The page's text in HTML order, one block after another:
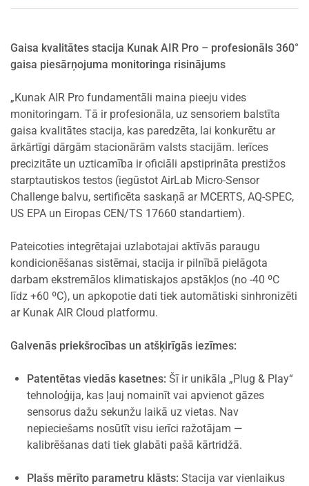
Gaisa kvalitātes stacija Kunak AIR Pro – profesionāls 360°
gaisa piesārņojuma monitoringa risinājums
„Kunak AIR Pro fundamentāli maina pieeju vides
monitoringam. Tā ir profesionāla, uz sensoriem balstīta
gaisa kvalitātes stacija, kas paredzēta, lai konkurētu ar
ārkārtīgi dārgām stacionārām valsts stacijām. Ierīces
precizitāte un uzticamība ir oficiāli apstiprināta prestižos
starptautiskos testos (iegūstot AirLab Micro-Sensor
Challenge balvu, sertificēta saskaņā ar MCERTS, AQ-SPEC,
US EPA un Eiropas CEN/TS 17660 standartiem).
Pateicoties integrētajai uzlabotajai aktīvās paraugu
kondicionēšanas sistēmai, stacija ir pilnībā pielāgota
darbam ekstremālos klimatiskajos apstākļos (no -40 ºC
līdz +60 ºC), un apkopotie dati tiek automātiski sinhronizēti
ar Kunak AIR Cloud platformu.
Galvenās priekšrocības un atšķirīgās iezīmes:
Patentētas viedās kasetnes: Šī ir unikāla „Plug & Play“
tehnoloģija, kas ļauj nomainīt vai apvienot gāzes
sensorus dažu sekunžu laikā uz vietas. Nav
nepieciešams nosūtīt visu ierīci ražotājam —
kalibrēšanas dati tiek glabāti pašā kārtridžā.
Plašs mērīto parametru klāsts: Stacija var vienlaikus